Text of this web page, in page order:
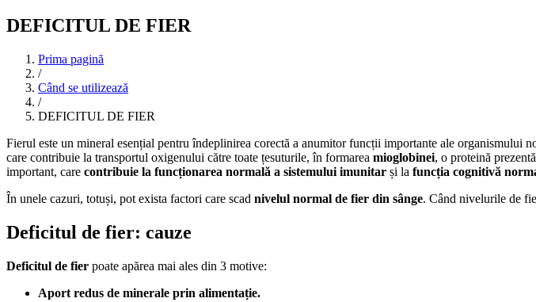
DEFICITUL DE FIER
Prima pagină
/
Când se utilizează
/
DEFICITUL DE FIER
Fierul este un mineral esențial pentru îndeplinirea corectă a anumitor funcții importante ale organismului
care contribuie la transportul oxigenului către toate țesuturile, în formarea mioglobinei, o proteină
important, care contribuie la funcționarea normală a sistemului imunitar și la funcția cognitivă
În unele cazuri, totuși, pot exista factori care scad nivelul normal de fier din sânge. Când nivelurile de
Deficitul de fier: cauze
Deficitul de fier poate apărea mai ales din 3 motive:
Aport redus de minerale prin alimentație.